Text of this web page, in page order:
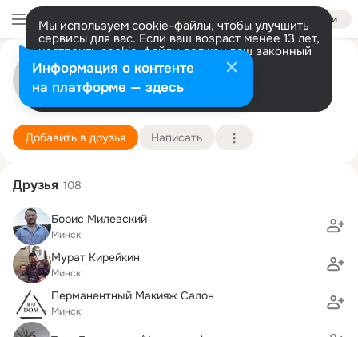
Войти
Мы используем cookie-файлы, чтобы улучшить
сервисы для вас. Если ваш возраст менее 13 лет,
настроить cookie-файлы должен ваш законный
представитель. Больше информации
Разрешить все Настроить
Пока Пока
Сан-Пабло-де-Манта (Манта)
59 школа
Подробнее
Добавить в друзья Написать
Друзья 108
Борис Милевский
Минск
Мурат Кирейкин
Минск
Перманентный Макияж Салон
Минск
Информация о контенте
на платформе — здесь